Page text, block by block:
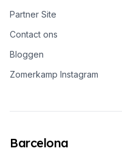
Partner Site
Contact ons
Bloggen
Zomerkamp Instagram
Barcelona